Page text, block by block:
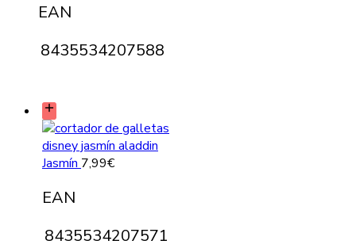
EAN
8435534207588
Jasmín 7,99€
EAN
8435534207571